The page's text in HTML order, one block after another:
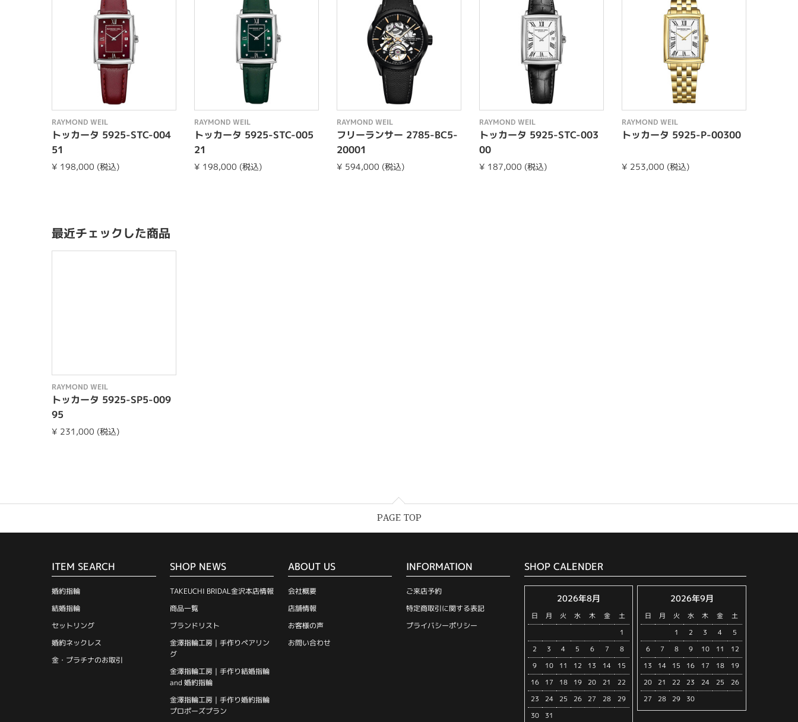
RAYMOND WEIL
トッカータ 5925-STC-004
51
¥ 198,000 (税込)
RAYMOND WEIL
トッカータ 5925-STC-005
21
¥ 198,000 (税込)
RAYMOND WEIL
フリーランサー 2785-BC5-
20001
¥ 594,000 (税込)
RAYMOND WEIL
トッカータ 5925-STC-003
00
¥ 187,000 (税込)
RAYMOND WEIL
トッカータ 5925-P-00300
¥ 253,000 (税込)
最近チェックした商品
RAYMOND WEIL
トッカータ 5925-SP5-009
95
¥ 231,000 (税込)
PAGE TOP
ITEM SEARCH
婚約指輪
結婚指輪
セットリング
婚約ネックレス
金・プラチナのお取引
SHOP NEWS
TAKEUCHI BRIDAL金沢本店情報
商品一覧
ブランドリスト
金澤指輪工房｜手作りペアリン
グ
金澤指輪工房｜手作り結婚指輪
and 婚約指輪
金澤指輪工房｜手作り婚約指輪
プロポーズプラン
ABOUT US
会社概要
店舗情報
お客様の声
お問い合わせ
INFORMATION
ご来店予約
特定商取引に関する表記
プライバシーポリシー
SHOP CALENDER
2026年8月
日 月 火 水 木 金
土
1
2
3 4 5 6 7
8
9
10 11 12 13 14
15
16
17 18 19 20 21
22
23
24 25 26 27 28
29
30
31
2026年9月
日 月 火 水 木 金
土
1
2 3 4
5
6
7 8 9 10 11
12
13
14 15 16 17 18
19
20
21 22 23 24 25
26
27
28 29 30